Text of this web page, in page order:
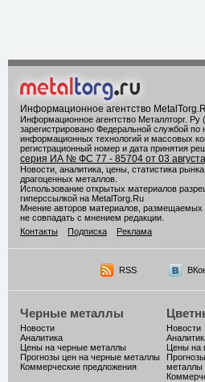
Информационное агентство
Информационное агентство Металлторг. Ру
зарегистрировано Федеральной службой по
информационных технологий и массовых
регистрационный номер и дата принятия
серия ИА № ФС 77 - 85704 от 03 августа
Новости, аналитика, цены, статистика
драгоценных металлов.
Использование открытых материалов
гиперссылкой на MetalTorg.Ru
Мнение авторов материалов, размещаемых
не совпадать с мнением редакции.
Контакты
Подписка Реклама
RSS
Черные металлы
Новости
Аналитика
Цены на черные металлы
Прогнозы цен на черные металлы
Коммерческие предложения
Новости
Цены на
металлы